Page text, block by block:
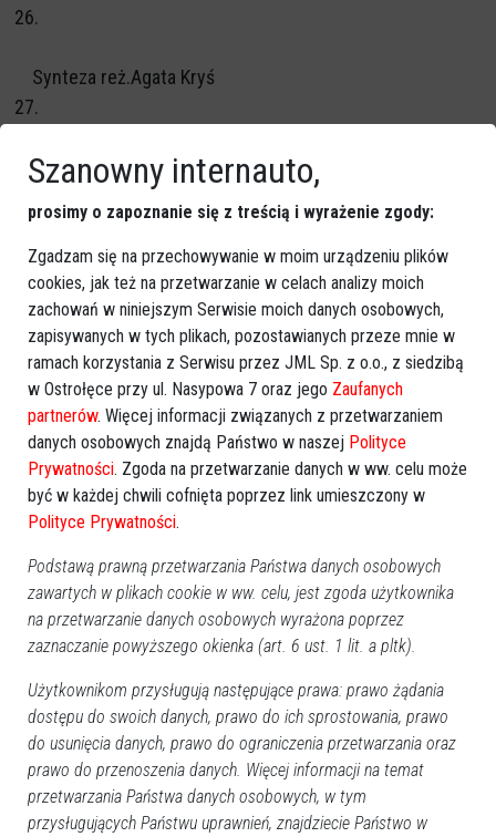
26.
Synteza reż.Agata Kryś
27.
Świnka reż.Mateusz Trusewicz
Vivian's Rose reż.Matijos Gebreselassie
29.
W białej kopercie reż.Stanisław Białoskórski
30.
W przeddzień reż.Oliwia Siemieńczuk
31.
Zaproszenie reż.Agnieszka Kwaśniewicz
Filmy poza konkursem:
1. Boisko reż.Dominik Krawczyk - Grand Prix 2009
3. Nędza reż.Filip Rudnicki
4. Telefon wciąż dzwonił
Przypominamy:W dniach 11-12 grudnia w Ostrołęce
Szanowny internauto,
prosimy o zapoznanie się z treścią i wyrażenie zgody:
Zgadzam się na przechowywanie w moim urządzeniu plików
cookies, jak też na przetwarzanie w celach analizy moich
zachowań w niniejszym Serwisie moich danych osobowych,
zapisywanych w tych plikach, pozostawianych przeze mnie w
ramach korzystania z Serwisu przez JML Sp. z o.o., z siedzibą
w Ostrołęce przy ul. Nasypowa 7 oraz jego Zaufanych
partnerów. Więcej informacji związanych z przetwarzaniem
danych osobowych znajdą Państwo w naszej Polityce
Prywatności. Zgoda na przetwarzanie danych w ww. celu może
być w każdej chwili cofnięta poprzez link umieszczony w
Polityce Prywatności.
Podstawą prawną przetwarzania Państwa danych osobowych
zawartych w plikach cookie w ww. celu, jest zgoda użytkownika
na przetwarzanie danych osobowych wyrażona poprzez
zaznaczanie powyższego okienka (art. 6 ust. 1 lit. a pltk).
Użytkownikom przysługują następujące prawa: prawo żądania
dostępu do swoich danych, prawo do ich sprostowania, prawo
do usunięcia danych, prawo do ograniczenia przetwarzania oraz
prawo do przenoszenia danych. Więcej informacji na temat
przetwarzania Państwa danych osobowych, w tym
przysługujących Państwu uprawnień, znajdziecie Państwo w